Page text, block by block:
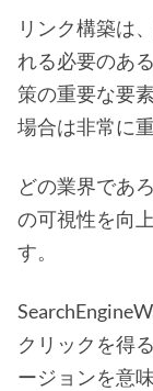
リンク構築は
れる必要のあ
策の重要な要
場合は非常に
どの業界であ
の可視性を向
す。
クリックを得
ージョンを意